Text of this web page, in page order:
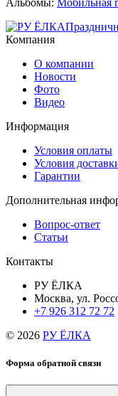
Компания
О компании
Новости
Фото
Видео
Информация
Условия оплаты
Условия
Гарантии
Дополнительная
Вопрос-ответ
Статьи
Контакты
РУ ЁЛКА
Москва, ул.
+7 926 312 72 72
© 2026 РУ ЁЛКА
Форма обратной связи